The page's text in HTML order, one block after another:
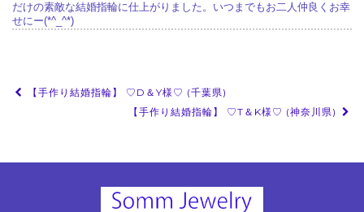
だけの素敵な結婚指輪に仕上がりました。いつまでもお二人仲良くお幸
せにー(*^_^*)
投
ビ
【手作り結婚指輪】 ♡D＆Y様♡ (千葉県)
【手作り結婚指輪】 ♡T＆K様♡ (神奈川県)